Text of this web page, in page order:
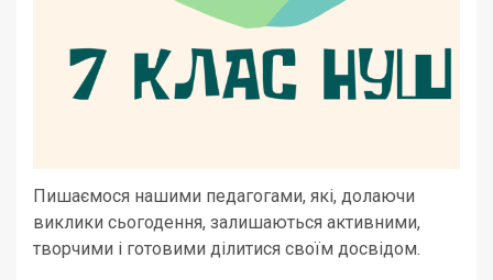
Пишаємося нашими педагогами, які, долаючи
виклики сьогодення, залишаються активними,
творчими і готовими ділитися своїм досвідом.